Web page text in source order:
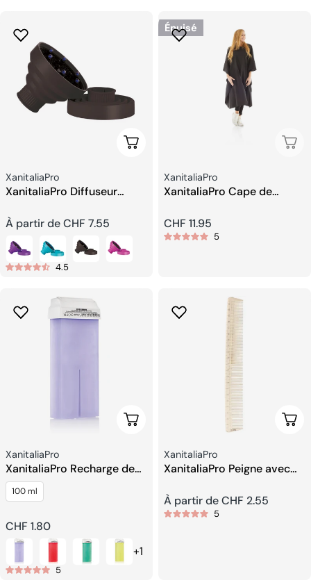
Choisissez Les Options
Fournisseur:
XanitaliaPro
XanitaliaPro Diffuseur
Prix
habituel
À partir de CHF 7.55
4.5
Épuisé
Fournisseur:
XanitaliaPro
XanitaliaPro Cape de
Prix
CHF 11.95
5
Choisissez Les Options
Fournisseur:
XanitaliaPro
XanitaliaPro Recharge de
Cire Roll on Gel Epil Extra
Sensitive
100 ml
Prix
habituel
CHF 1.80
+1
5
Fournisseur:
XanitaliaPro
XanitaliaPro Peigne avec
Prix
À partir de CHF 2.55
5